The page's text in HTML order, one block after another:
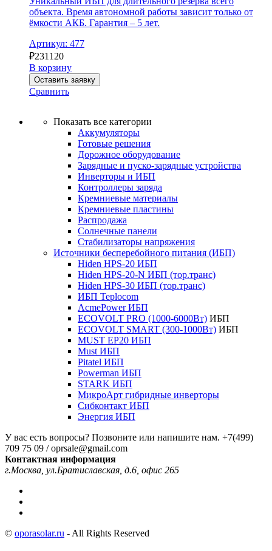
объекта. Время автономной работы зависит только от
ёмкости АКБ. Гарантия – 5 лет.
Артикул: 477
₽231120
В корзину
Оставить заявку
Сравнить
Показать все категории
Аккумуляторы
Готовые решения
Дорожное оборудование
Зарядные и пуско-зарядные устройства
Инверторы и ИБП
Контроллеры заряда
Кремниевые материалы
Кремниевые пластины
Распродажа
Солнечные панели
Стабилизаторы напряжения
Источники бесперебойного питания (ИБП)
Hiden HPS-20 ИБП
Hiden HPS-20-N ИБП (тор.транс)
Hiden HPS-30 ИБП (тор.транс)
ИБП Teplocom
AcmePower ИБП
ECOVOLT PRO (1000-6000Вт) ИБП
ECOVOLT SMART (300-1000Вт) ИБП
MUST EP20 ИБП
Must ИБП
Pitatel ИБП
Powerman ИБП
STARK ИБП
МикроАрт гибридные инверторы
Сибконтакт ИБП
Энергия ИБП
У вас есть вопросы? Позвоните или напишите нам. +7(499)
709 75 09 / oprsale@gmail.com
Контактная информация
г.Москва, ул.Братиславская, д.6, офис 265
© oporasolar.ru - All Rights Reserved